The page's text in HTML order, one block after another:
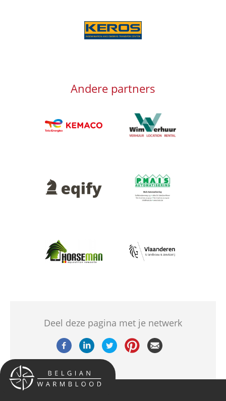
Afbeelding
Andere partners
Afbeelding
Afbeelding
Afbeelding Afbeelding
Afbeelding Afbeelding
Deel deze pagina met je netwerk